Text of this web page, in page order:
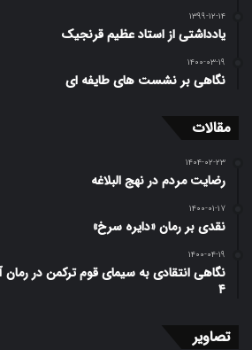
۱۳۹۹-۱۲-۱۴
یادداشتی از استاد عظیم قرنجیک
۱۴۰۰-۰۳-۱۹
نگاهی بر نشست های طایفه ای
مقالات
۱۴۰۴-۰۲-۲۳
رضایت مردم در نهج البلاغه
۱۴۰۰-۰۱-۱۷
نقدی بر رمان «دایره سرخ»
۱۴۰۰-۰۴-۱۹
نگاهی انتقادی به سیمای قوم ترکمن در
۴
تصاویر